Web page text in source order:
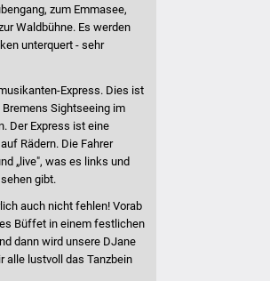
zum Emmasee,
Waldbühne. Es werden
unterquert - sehr
Express. Dies ist
Sightseeing im
Der Express ist eine
Rädern. Die Fahrer
„live", was es links und
gibt.
auch nicht fehlen! Vorab
Büffet in einem festlichen
dann wird unsere DJane
alle lustvoll das Tanzbein